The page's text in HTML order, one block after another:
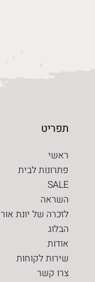
תפריט
ראשי
פתרונות לבית
SALE
השראה
לזכרה של יונת אור
הבלוג
אודות
שירות לקוחות
צרו קשר